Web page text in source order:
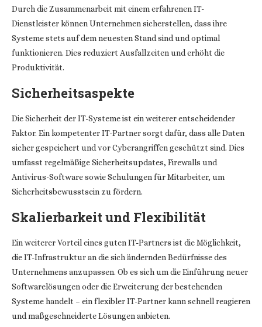
Durch die Zusammenarbeit mit einem erfahrenen IT-
Dienstleister können Unternehmen sicherstellen, dass ihre
Systeme stets auf dem neuesten Stand sind und optimal
funktionieren. Dies reduziert Ausfallzeiten und erhöht die
Produktivität.
Sicherheitsaspekte
Die Sicherheit der IT-Systeme ist ein weiterer entscheidender
Faktor. Ein kompetenter IT-Partner sorgt dafür, dass alle Daten
sicher gespeichert und vor Cyberangriffen geschützt sind. Dies
umfasst regelmäßige Sicherheitsupdates, Firewalls und
Antivirus-Software sowie Schulungen für Mitarbeiter, um
Sicherheitsbewusstsein zu fördern.
Skalierbarkeit und Flexibilität
Ein weiterer Vorteil eines guten IT-Partners ist die Möglichkeit,
die IT-Infrastruktur an die sich ändernden Bedürfnisse des
Unternehmens anzupassen. Ob es sich um die Einführung neuer
Softwarelösungen oder die Erweiterung der bestehenden
Systeme handelt – ein flexibler IT-Partner kann schnell reagieren
und maßgeschneiderte Lösungen anbieten.